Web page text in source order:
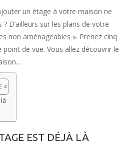
un étage à votre maison ne
D’ailleurs sur les plans de votre
non aménageables ». Prenez cinq
de vue. Vous allez découvrir le
EST DÉJÀ LÀ